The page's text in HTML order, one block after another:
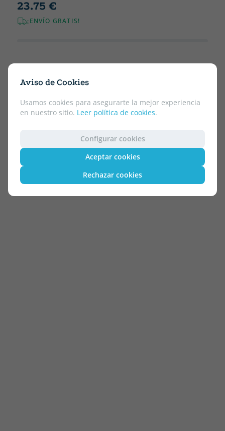
Aviso de Cookies
Usamos cookies para asegurarte la mejor experiencia
en nuestro sitio. Leer política de cookies.
Configurar cookies
Aceptar cookies
Rechazar cookies
23.75 €
¡ENVÍO GRATIS!